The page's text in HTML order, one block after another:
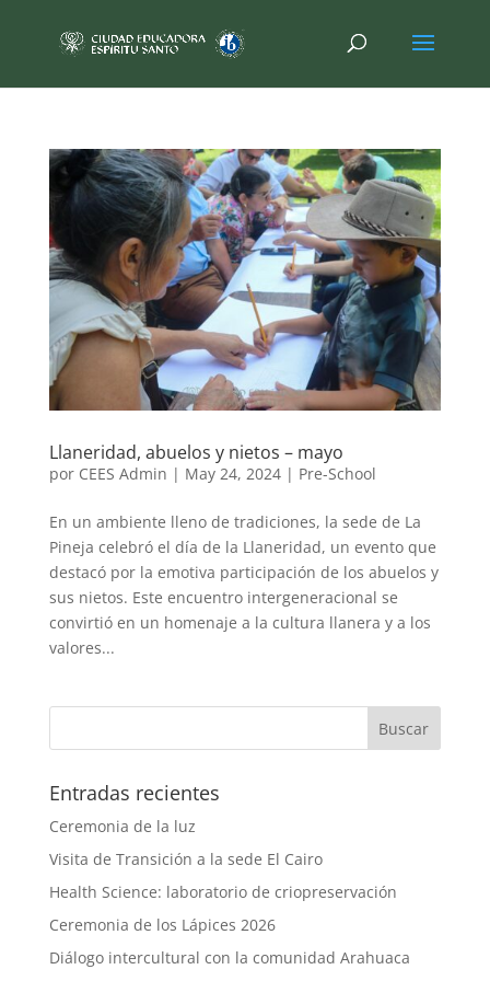
Llaneridad, abuelos y nietos – mayo
por CEES Admin | May 24, 2024| Pre-School
En un ambiente lleno de tradiciones, la sede de La
Pineja celebró el día de la Llaneridad, un evento que
destacó por la emotiva participación de los abuelos y
sus nietos. Este encuentro intergeneracional se
convirtió en un homenaje a la cultura llanera y a los
valores...
Entradas recientes
Ceremonia de la luz
Visita de Transición a la sede El Cairo
Health Science: laboratorio de criopreservación
Ceremonia de los Lápices 2026
Diálogo intercultural con la comunidad Arahuaca